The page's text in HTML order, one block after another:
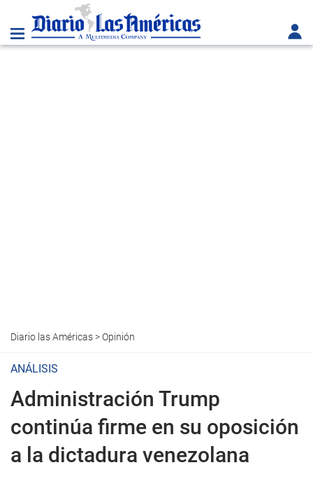
Diario las Américas>Opinión
ANÁLISIS
Administración Trump
continúa firme en su oposición
a la dictadura venezolana